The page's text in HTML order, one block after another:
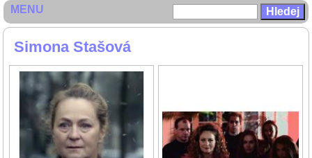
Simona Stašová
MENU